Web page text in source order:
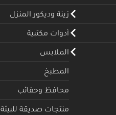
زينة وديكور المنزل
أدوات مكتبية
الملابس
المطبخ
محافظ وحقائب
منتجات صديقة للبيئة